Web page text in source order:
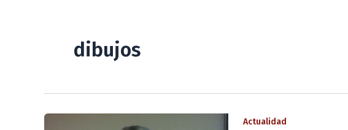
dibujos
Actualidad